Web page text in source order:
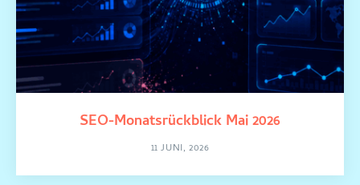
SEO-Monatsrückblick Mai 2026
11 JUNI, 2026